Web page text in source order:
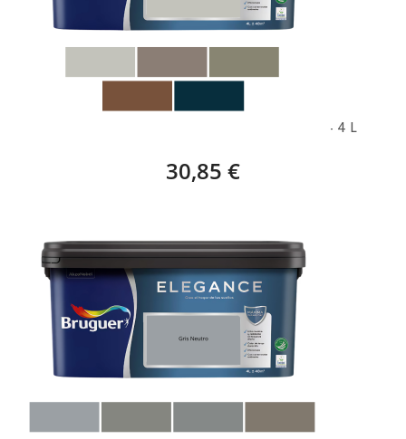
BRUGUER ELEGANCE, LEGADO SOFISTICADO – 4 L
30,85 €